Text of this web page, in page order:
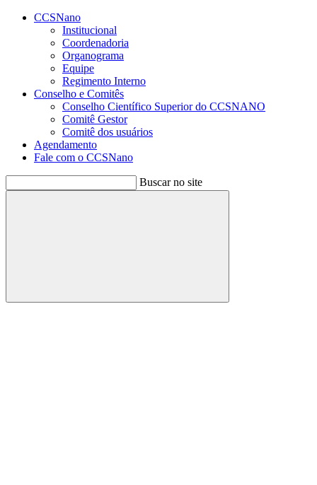
Conteúdo principal
CCSNano
Institucional
Coordenadoria
Organograma
Equipe
Regimento Interno
Conselho e Comitês
Conselho Científico Superior do CCSNANO
Comitê Gestor
Comitê dos usuários
Agendamento
Fale com o CCSNano
Buscar no site
Buscar